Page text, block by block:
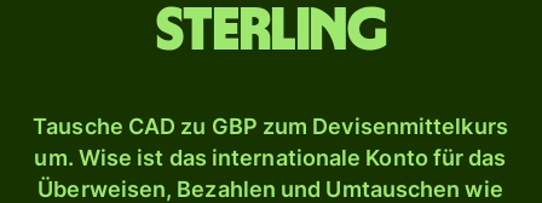
Sterling
Tausche CAD zu GBP zum Devisenmittelkurs
um. Wise ist das internationale Konto für das
Überweisen, Bezahlen und Umtauschen wie